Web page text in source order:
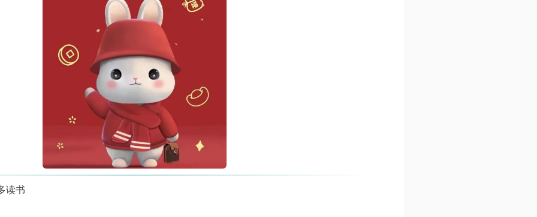
读书